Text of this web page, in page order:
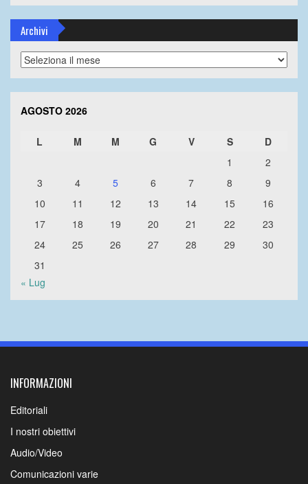
Archivi
Archivi
AGOSTO 2026
L M M G V S
D
1
2
3
4 5 6 7 8
9
10
11 12 13 14 15
16
17
18 19 20 21 22
23
24
25 26 27 28 29
30
31
« Lug
INFORMAZIONI
Editoriali
I nostri obiettivi
Audio/Video
Comunicazioni varie